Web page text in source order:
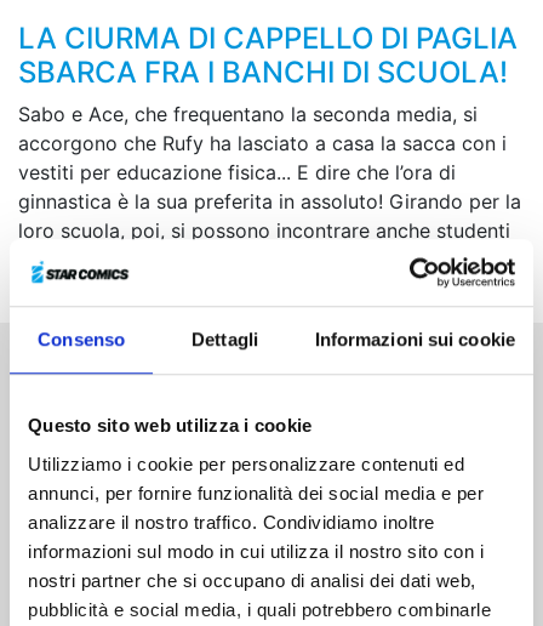
Consenso Dettagli Informazioni sui cookie
Questo sito web utilizza i cookie
Utilizziamo i cookie per personalizzare contenuti ed
annunci, per fornire funzionalità dei social media e per
analizzare il nostro traffico. Condividiamo inoltre
informazioni sul modo in cui utilizza il nostro sito con i
nostri partner che si occupano di analisi dei dati web,
pubblicità e social media, i quali potrebbero combinarle
LA CIURMA DI CAPPELLO DI PAGLIA
SBARCA FRA I BANCHI DI SCUOLA!
Sabo e Ace, che frequentano la seconda media, si
accorgono che Rufy ha lasciato a casa la sacca con i
vestiti per educazione fisica... E dire che l’ora di
ginnastica è la sua preferita in assoluto! Girando per la
loro scuola, poi, si possono incontrare anche studenti
colossali e presunte ragazzacce!